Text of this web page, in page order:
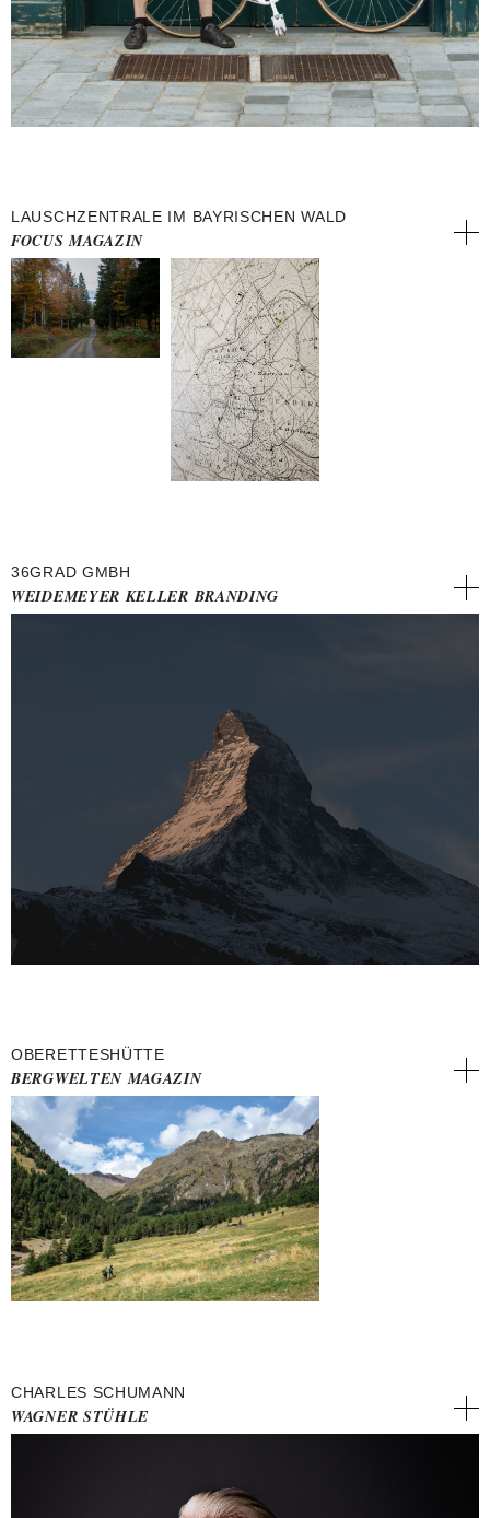
LAUSCHZENTRALE IM BAYRISCHEN WALD
FOCUS MAGAZIN
36GRAD GMBH
WEIDEMEYER KELLER BRANDING
OBERETTESHÜTTE
BERGWELTEN MAGAZIN
CHARLES SCHUMANN
WAGNER STÜHLE